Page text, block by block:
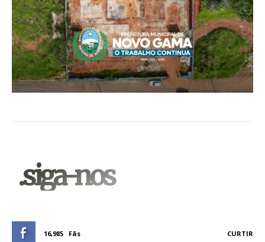
.siga-nos
16,985 Fãs CURTIR